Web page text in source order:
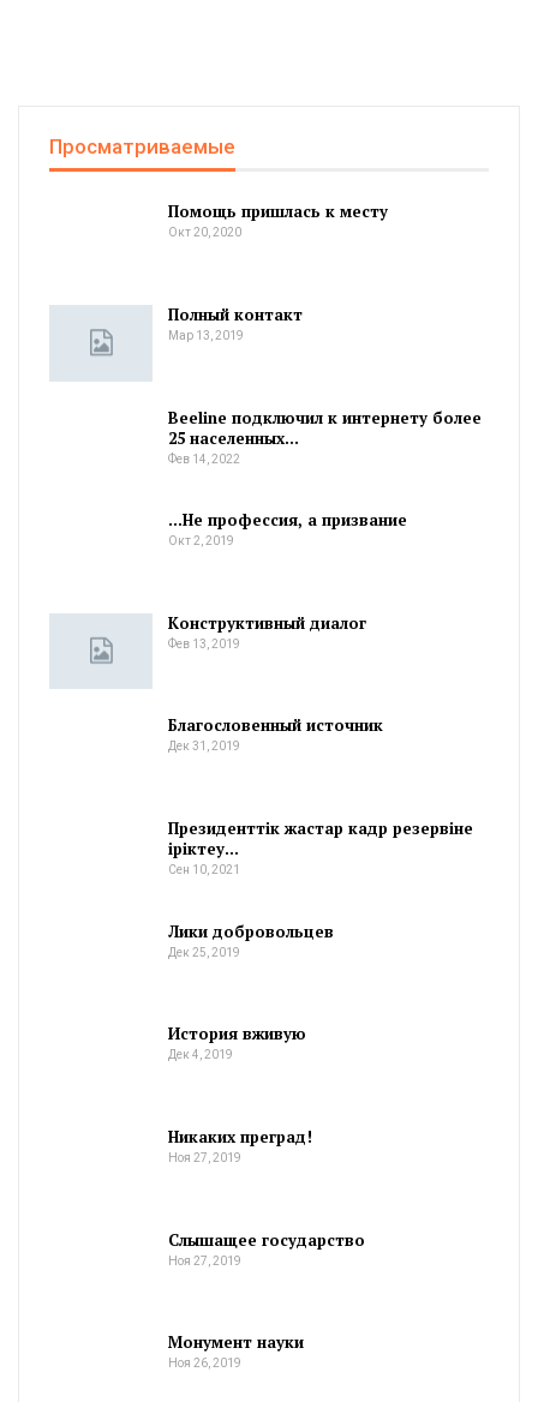
Просматриваемые
Помощь пришлась к месту
Окт 20, 2020
Полный контакт
Мар 13, 2019
Beeline подключил к интернету более
25 населенных…
Фев 14, 2022
…Не профессия, а призвание
Окт 2, 2019
Конструктивный диалог
Фев 13, 2019
Благословенный источник
Дек 31, 2019
Президенттік жастар кадр резервіне
іріктеу…
Сен 10, 2021
Лики добровольцев
Дек 25, 2019
История вживую
Дек 4, 2019
Никаких преград!
Ноя 27, 2019
Слышащее государство
Ноя 27, 2019
Монумент науки
Ноя 26, 2019